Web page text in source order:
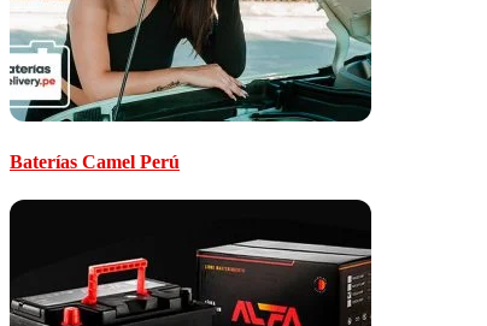
Baterías Camel Perú